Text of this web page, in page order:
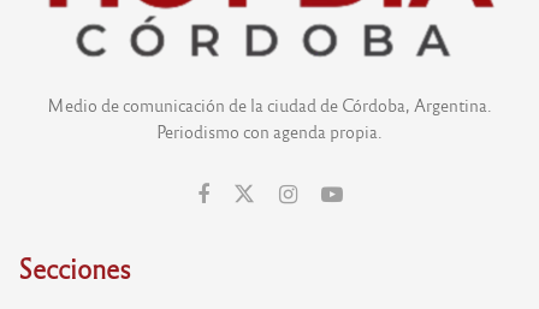
Medio de comunicación de la ciudad de Córdoba, Argentina.
Periodismo con agenda propia.
Secciones